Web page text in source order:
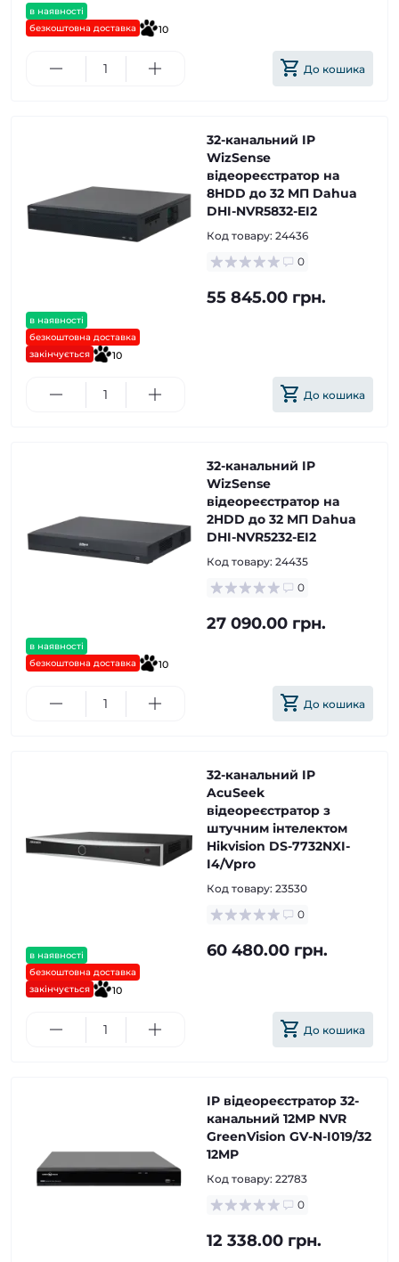
в наявності
безкоштовна доставка
10
До кошика
в наявності
безкоштовна доставка
закінчується
10
32-канальний IP
WizSense
відеореєстратор на
8HDD до 32 МП Dahua
DHI-NVR5832-EI2
Код товару: 24436
0
55 845.00 грн.
До кошика
в наявності
безкоштовна доставка
10
32-канальний IP
WizSense
відеореєстратор на
2HDD до 32 МП Dahua
DHI-NVR5232-EI2
Код товару: 24435
0
27 090.00 грн.
До кошика
в наявності
безкоштовна доставка
закінчується
10
32-канальний IP
AcuSeek
відеореєстратор з
штучним інтелектом
Hikvision DS-7732NXI-
I4/Vpro
Код товару: 23530
0
60 480.00 грн.
До кошика
IP відеореєстратор 32-
канальний 12MP NVR
GreenVision GV-N-I019/32
12MP
Код товару: 22783
0
12 338.00 грн.